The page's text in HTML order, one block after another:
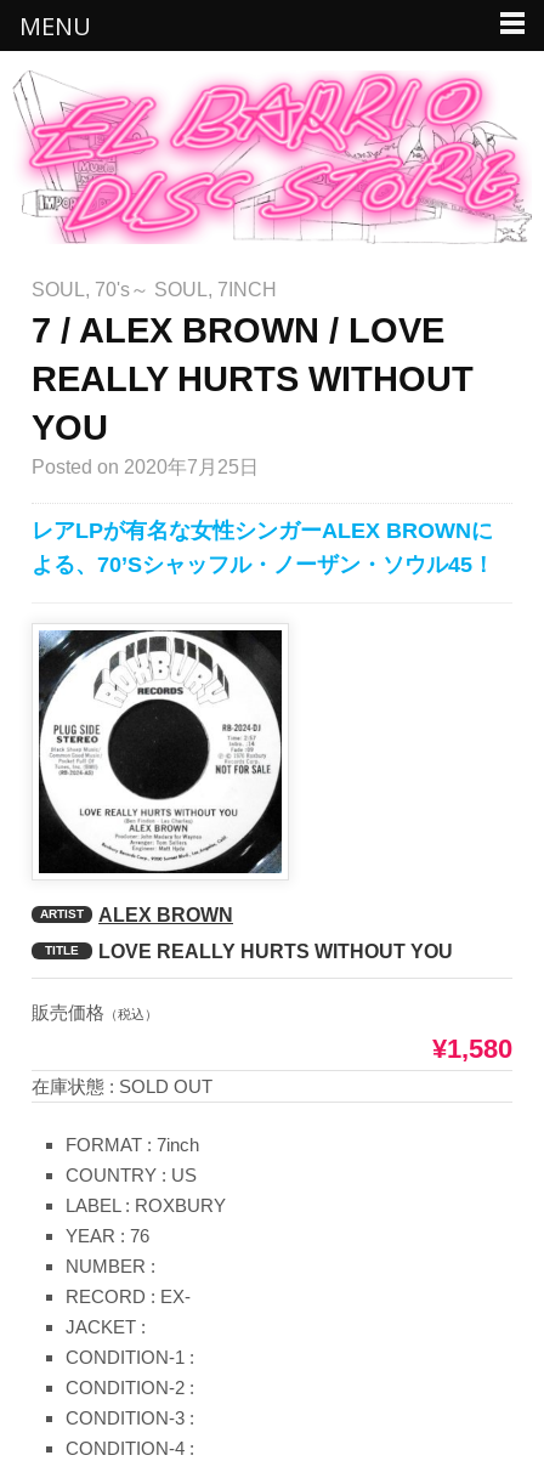
SOUL , 70's～ SOUL , 7INCH
7 / ALEX BROWN / LOVE
REALLY HURTS WITHOUT
YOU
Posted on 2020年7月25日
レアLPが有名な女性シンガーALEX BROWNに
よる、70’Sシャッフル・ノーザン・ソウル45！
ARTIST ALEX BROWN
TITLE LOVE REALLY HURTS WITHOUT YOU
販売価格 （税込）
¥1,580
在庫状態 : SOLD OUT
FORMAT : 7inch
COUNTRY : US
LABEL : ROXBURY
YEAR : 76
NUMBER :
RECORD : EX-
JACKET :
CONDITION-1 :
CONDITION-2 :
CONDITION-3 :
CONDITION-4 :
MENU